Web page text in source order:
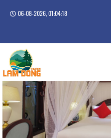
06-08-2026, 01:04:19